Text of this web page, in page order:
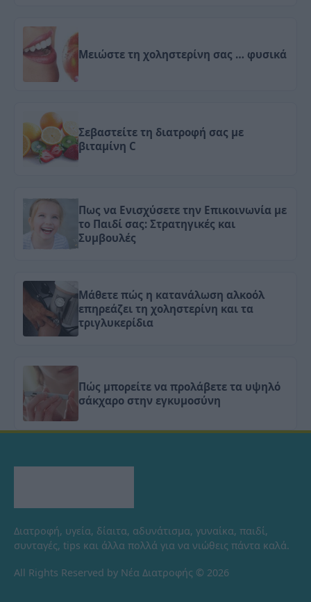
Μειώστε τη χοληστερίνη σας … φυσικά
Σεβαστείτε τη διατροφή σας με
βιταμίνη C
Πως να Ενισχύσετε την Επικοινωνία με
το Παιδί σας: Στρατηγικές και
Συμβουλές
Μάθετε πώς η κατανάλωση αλκοόλ
επηρεάζει τη χοληστερίνη και τα
τριγλυκερίδια
Πώς μπορείτε να προλάβετε τα υψηλό
σάκχαρο στην εγκυμοσύνη
Διατροφή, υγεία, δίαιτα, αδυνάτισμα, γυναίκα, παιδί,
συνταγές, tips και άλλα πολλά για να νιώθεις πάντα καλά.
All Rights Reserved by Νέα Διατροφής © 2026